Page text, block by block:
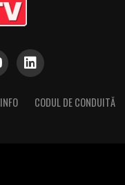
INFO CODUL DE CONDUITĂ